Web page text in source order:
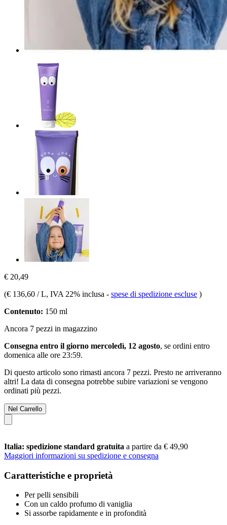
€ 20,49
(€ 136,60 / L, IVA 22% inclusa - spese di spedizione escluse )
Contenuto: 150 ml
Ancora 7 pezzi in magazzino
Consegna entro il giorno mercoledì, 12 agosto, se ordini entro
domenica alle ore 23:59.
Di questo articolo sono rimasti ancora 7 pezzi. Presto ne arriveranno
altri! La data di consegna potrebbe subire variazioni se vengono
ordinati più pezzi.
Nel Carrello
Italia: spedizione standard gratuita a partire da € 49,90
Maggiori informazioni su spedizione e consegna
Caratteristiche e proprietà
Per pelli sensibili
Con un caldo profumo di vaniglia
Si assorbe rapidamente e in profondità